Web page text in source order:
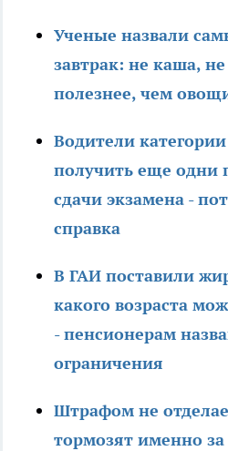
Ученые назвали
завтрак: не каша,
полезнее, чем
Водители
получить еще одни
сдачи экзамена -
справка
В ГАИ поставили
какого возраста
- пенсионерам
ограничения
Штрафом не
тормозят именно